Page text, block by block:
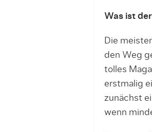
Was ist
Die
den Weg
tolles
erstmalig
zunächst
wenn